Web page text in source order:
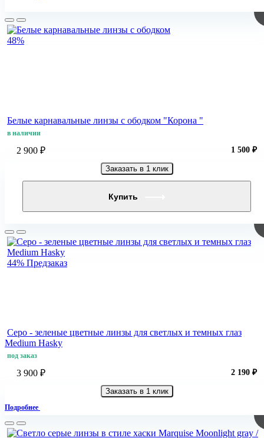
48%
Белые карнавальные линзы c ободком "Корона "
в наличии
2 900 ₽ 1 500 ₽
Заказать в 1 клик
44% Предзаказ
Серо - зеленые цветные линзы для светлых и темных глаз
Medium Hasky
под заказ
3 900 ₽ 2 190 ₽
Заказать в 1 клик
Подробнее